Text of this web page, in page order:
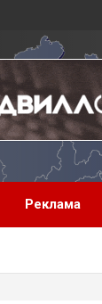
Реклама